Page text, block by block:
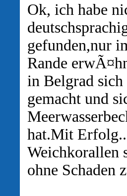
Ok, ich habe
gefunden,nur
Rande
in Belgrad sich
gemacht und
hat.Mit
Weichkorallen
ohne Schaden